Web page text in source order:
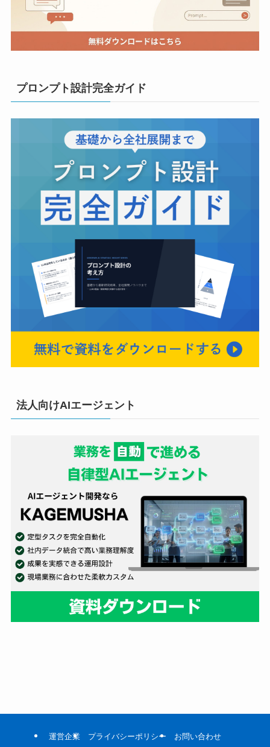
プロンプト設計完全ガイド
法人向けAIエージェント
運営企業 プライバシーポリシー お問い合わせ